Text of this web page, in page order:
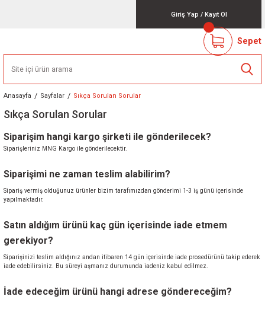
Giriş Yap / Kayıt Ol
Sepet
Anasayfa Sayfalar Sıkça Sorulan Sorular
Sıkça Sorulan Sorular
Siparişim hangi kargo şirketi ile gönderilecek?
Siparişleriniz MNG Kargo ile gönderilecektir.
Siparişimi ne zaman teslim alabilirim?
Sipariş vermiş olduğunuz ürünler bizim tarafımızdan gönderimi 1-3 iş günü içerisinde
yapılmaktadır.
Satın aldığım ürünü kaç gün içerisinde iade etmem
gerekiyor?
Siparişinizi teslim aldığınız andan itibaren 14 gün içerisinde iade prosedürünü takip ederek
iade edebilirsiniz. Bu süreyi aşmanız durumunda iadeniz kabul edilmez.
İade edeceğim ürünü hangi adrese göndereceğim?